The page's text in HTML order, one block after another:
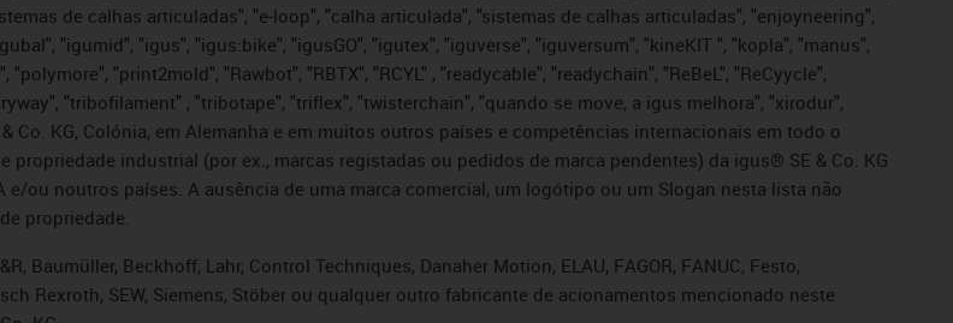
de calhas articuladas", "e-loop", "calha articulada", "sistemas de calhas articuladas", "enjoyneering",
"igumid", "igus", "igus:bike", "igusGO", "igutex", "iguverse", "iguversum", "kineKIT ", "kopla", "manus",
"print2mold", "Rawbot", "RBTX", "RCYL" , "readycable", "readychain", "ReBeL", "ReCyycle",
"tribofilament" , "tribotape", "triflex", "twisterchain", "quando se move, a igus melhora", "xirodur",
KG, Colónia, em Alemanha e em muitos outros países e competências internacionais em todo o
industrial (por ex., marcas registadas ou pedidos de marca pendentes) da igus® SE & Co. KG
e/ou noutros países. A ausência de uma marca comercial, um logótipo ou um Slogan nesta lista não
propriedade.
Baumüller, Beckhoff, Lahr, Control Techniques, Danaher Motion, ELAU, FAGOR, FANUC, Festo,
Rexroth, SEW, Siemens, Stöber ou qualquer outro fabricante de acionamentos mencionado neste